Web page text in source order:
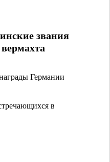
звания
Германии
в